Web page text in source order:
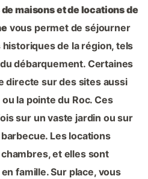
maisons et de locations de
vous permet de séjourner
de la région, tels
débarquement. Certaines
directe sur des sites aussi
la pointe du Roc. Ces
sur un vaste jardin ou sur
Les locations
et elles sont
famille. Sur place, vous